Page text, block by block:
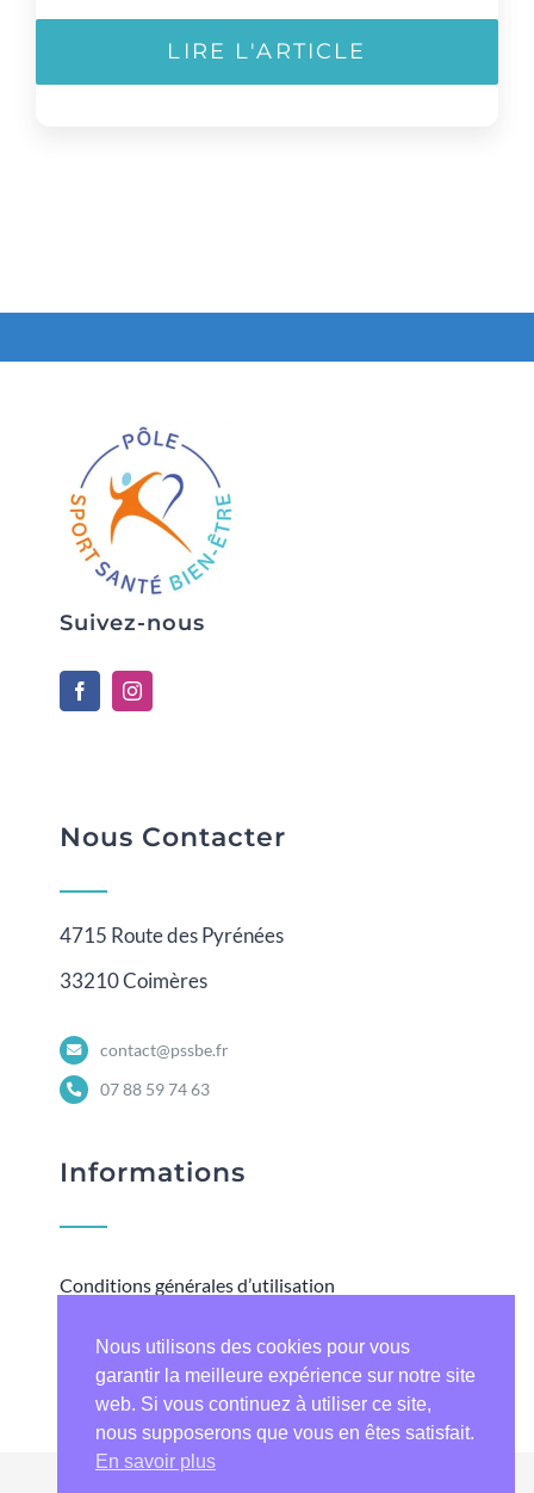
LIRE L'ARTICLE
Suivez-nous
Nous Contacter
4715 Route des Pyrénées
33210 Coimères
contact@pssbe.fr
07 88 59 74 63
Informations
Conditions générales d’utilisation
Contactez-nous
Nous utilisons des cookies pour vous
garantir la meilleure expérience sur notre site
web. Si vous continuez à utiliser ce site,
nous supposerons que vous en êtes satisfait.
En savoir plus